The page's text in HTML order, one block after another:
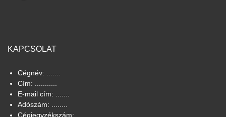
KAPCSOLAT
Cégnév: .......
Cím: ...........
E-mail cím: .......
Adószám: ........
Cégjegyzékszám: .......